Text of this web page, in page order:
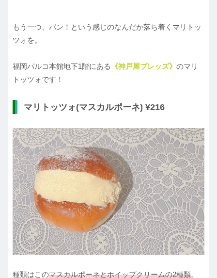
もう一つ、パン！という感じのなんだか落ち着くマリトッ
ツォを。
福岡パルコ本館地下1階にある 《神戸屋ブレッズ》 のマリ
トッツォです！
マリトッツォ(マスカルポーネ) ¥216
種類はこのマスカルポーネとホイップクリームの2種類。